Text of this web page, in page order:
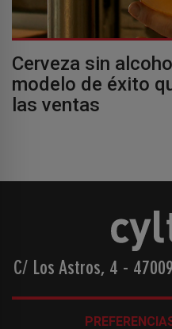
Cerveza sin
modelo de éxito
las ventas
C/ Los Astros, 4 -